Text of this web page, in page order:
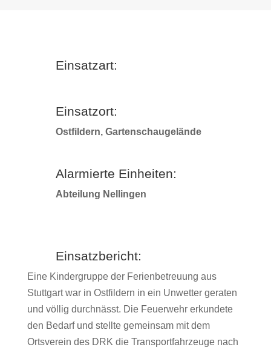
Einsatzart:
Einsatzort:
Ostfildern, Gartenschaugelände
Alarmierte Einheiten:
Abteilung Nellingen
Einsatzbericht:
Eine Kindergruppe der Ferienbetreuung aus
Stuttgart war in Ostfildern in ein Unwetter geraten
und völlig durchnässt. Die Feuerwehr erkundete
den Bedarf und stellte gemeinsam mit dem
Ortsverein des DRK die Transportfahrzeuge nach